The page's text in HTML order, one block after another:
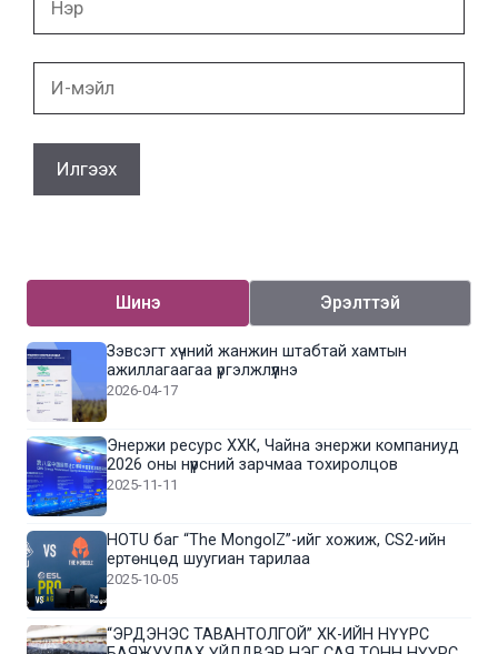
Шинэ Эрэлттэй
Зэвсэгт хүчний жанжин штабтай хамтын
ажиллагаагаа үргэлжлүүлнэ
2026-04-17
Энержи ресурс ХХК, Чайна энержи компаниуд
2026 оны нүүрсний зарчмаа тохиролцов
2025-11-11
HOTU баг “The MongolZ”-ийг хожиж, CS2-ийн
ертөнцөд шуугиан тарилаа
2025-10-05
“ЭРДЭНЭС ТАВАНТОЛГОЙ” ХК-ИЙН НҮҮРС